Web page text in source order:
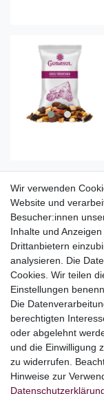
Top
Themen
Ostern
Angebote
stark reduzierte
Versand &
Wir verwenden
Website und
Besucher:innen
Inhalte und
Drittanbietern
analysieren. Die
Cookies. Wir teilen
Einstellungen
Die
berechtigten
oder abgelehnt
und die Einwilligung
zu widerrufen.
Hinweise zur